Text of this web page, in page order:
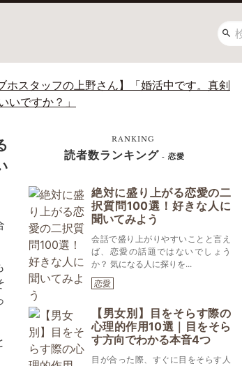
ホスタッフの上野さん】「婚活中です。真剣
ですか？」
RANKING
読者数ランキング - 恋愛
絶対に盛り上がる恋愛の二
択質問100選！好きな人に
聞いてみよう
会話で盛り上がりやすいことと言え
ば、恋愛の話題ではないでしょう
か？ 気になる人に探りを...
恋愛
【男女別】目をそらす際の
心理的作用10選｜目をそら
す方向でわかる本音4つ
目が合った際、すぐに目をそらす人